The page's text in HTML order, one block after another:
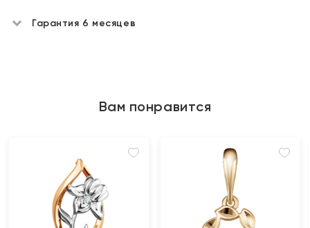
Гарантия 6 месяцев
Вам понравится